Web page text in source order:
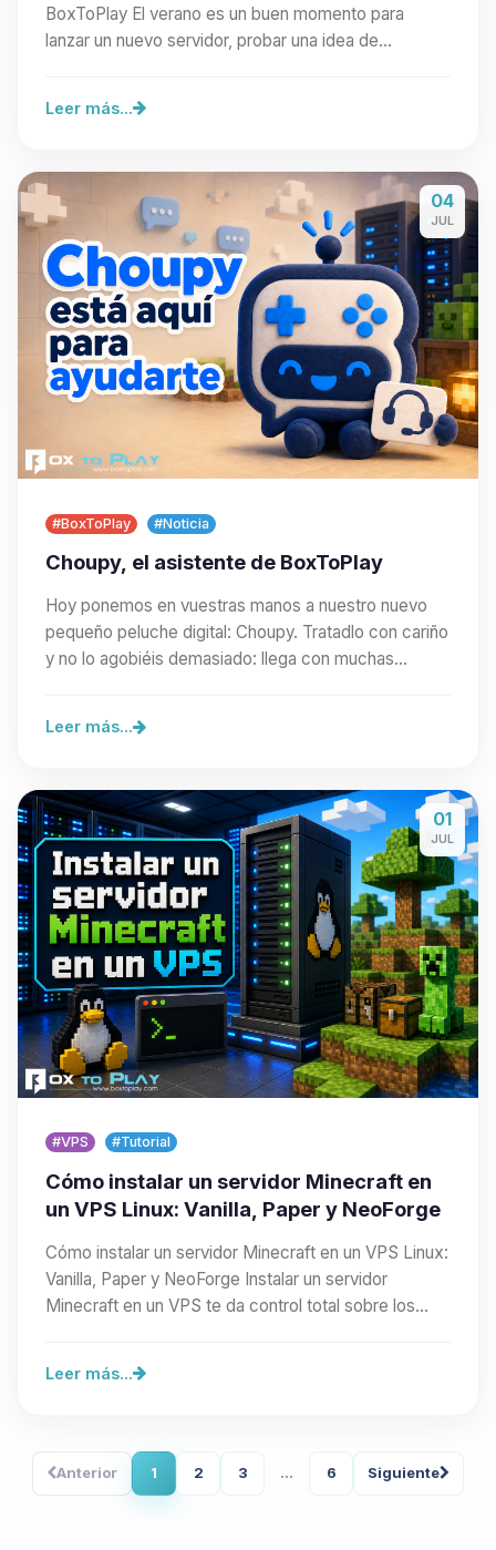
BoxToPlay El verano es un buen momento para
lanzar un nuevo servidor, probar una idea de
Leer más...
04
JUL
#BoxToPlay #Noticia
Choupy, el asistente de BoxToPlay
Hoy ponemos en vuestras manos a nuestro nuevo
pequeño peluche digital: Choupy. Tratadlo con cariño
y no lo agobiéis demasiado: llega con muchas
Leer más...
01
JUL
#VPS #Tutorial
Cómo instalar un servidor Minecraft en
un VPS Linux: Vanilla, Paper y NeoForge
Cómo instalar un servidor Minecraft en un VPS Linux:
Vanilla, Paper y NeoForge Instalar un servidor
Minecraft en un VPS te da control total sobre los…
Leer más...
Anterior 1 2 3 ... 6 Siguiente